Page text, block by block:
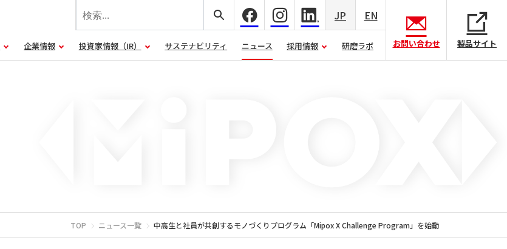
お問い合わせ 製品サイト
企業情報 投資家情報（IR） サステナビリティ ニュース 採用情報 研磨ラボ
JP EN
TOP ニュース一覧 中高生と社員が共創するモノづくりプログラム「Mipox X Challenge Program」を始動